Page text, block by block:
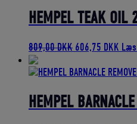
799,00 DKK.
HEMPEL TEAK OIL
809,00DKK Den
pris
809,00 DKK.
606,75 DKK Den
pris
HEMPEL